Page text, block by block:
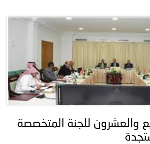
والعشرون للجنة المتخصصة